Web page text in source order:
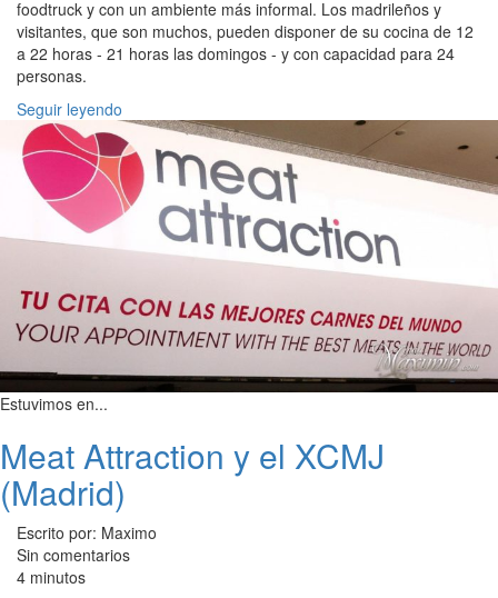
foodtruck y con un ambiente más informal. Los madrileños y
visitantes, que son muchos, pueden disponer de su cocina de 12
a 22 horas - 21 horas las domingos - y con capacidad para 24
personas.
Seguir leyendo
Estuvimos en...
Meat Attraction y el XCMJ
(Madrid)
Escrito por: Maximo
Sin comentarios
4 minutos